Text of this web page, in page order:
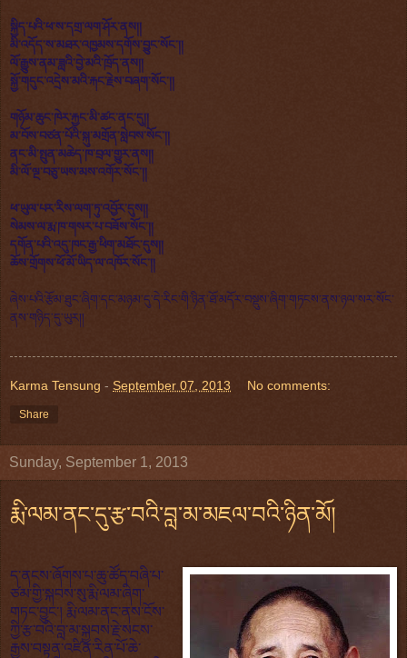
སྐྱིད་པའི་ཕ་ས་དགྲ་ལག་ཤོར་ནས།།
མི་འདོད་ས་མཐར་འཁྱམས་དགོས་བྱུང་སོང་།།
ལོ་རྒྱུས་ནམ་ཟླའི་བྱེ་མའི་ཁྲོད་ནས།།
སྐྱོ་གདུང་འདྲེས་མའི་རྐང་རྗེས་བཞག་སོང་།།
གཉོམ་ཆུང་ཁེར་རྐྱང་མི་ཚང་ནང་དུ།།
མ་བོས་བཙན་པོའི་སྐུ་མགྲོན་སླེབས་སོང་།།
ནང་མི་སྤུན་མཆེད་ཁ་བྲལ་གྱུར་ནས།།
མི་ལོ་ལྔ་བཅུ་ཡས་མས་འགོར་སོང་།།
ཕ་ཡུལ་པར་རིས་ལག་ཏུ་འབྱོར་དུས།།
སེམས་ལ་རྨ་ཁ་གསར་པ་བཟོས་སོང་།།
དགོན་པའི་འདུ་ཁང་རྒྱ་ཕིག་མཐོང་དུས།།
ཆོས་གྲོགས་ཕོ་མོ་ཡིད་ལ་འཁོར་སོང་།།
ཞེས་པའི་རྩོམ་ཐུང་ཞིག་དང་མཉམ་དུ་དེ་རིང་གི་ཉིན་ཐོ་མདོར་བསྡུས་ཞིག་གཏངས་ནས་ཉལ་སར་སོང་
ནས་གཉིད་དུ་ཡུར།།
Karma Tensung - September 07, 2013 No comments:
Share
Sunday, September 1, 2013
རྨི་ལམ་ནང་དུ་རྩ་བའི་བླ་མ་མཇལ་བའི་ཉིན་མོ།
ད་ནངས་ཞོགས་པ་ཆུ་ཚོད་བཞི་པ་
ཙམ་གྱི་སྐབས་སུ་རྨི་ལམ་ཞིག་
གཏང་བྱུང་། རྨི་ལམ་ནང་ནས་ངོས་
ཀྱི་རྩ་བའི་བླ་མ་སྐྱབས་རྗེ་སངས་
རྒྱས་བསྟན་འཛིན་རིན་པོ་ཆེ་